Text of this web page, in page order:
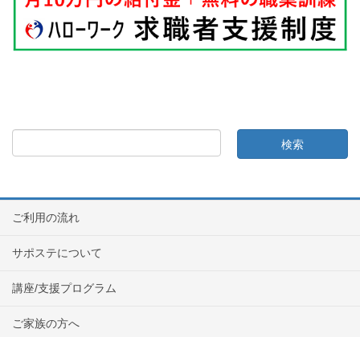
ご利用の流れ
サポステについて
講座/支援プログラム
ご家族の方へ